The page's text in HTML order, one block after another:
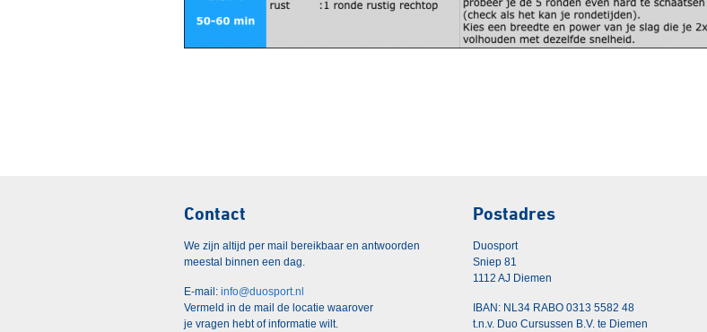
Contact
We zijn altijd per mail bereikbaar en antwoorden
meestal binnen een dag.
E-mail: info@duosport.nl
Vermeld in de mail de locatie waarover
je vragen hebt of informatie wilt.
Postadres
Duosport
Sniep 81
1112 AJ Diemen
IBAN: NL34 RABO 0313 5582 48
t.n.v. Duo Cursussen B.V. te Diemen